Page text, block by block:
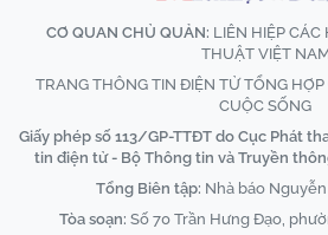
CƠ QUAN CHỦ QUẢN: LIÊN HIỆP CÁC
THUẬT VIỆT
TRANG THÔNG TIN ĐIỆN TỬ TỔNG
CUỘC SỐNG
Giấy phép số 113/GP-TTĐT do Cục Phát
tin điện tử - Bộ Thông tin và Truyền
Tổng Biên tập: Nhà báo
Tòa soạn: Số 70 Trần Hưng Đạo,